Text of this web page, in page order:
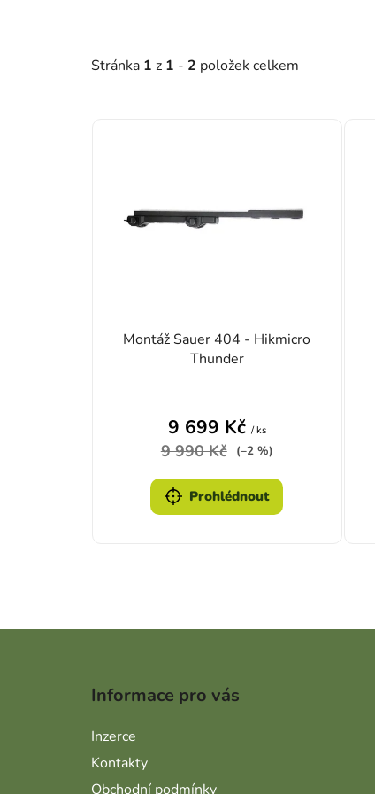
Stránka 1 z 1 - 2 položek celkem
Montáž Sauer 404 - Hikmicro
Thunder
9 699 Kč / ks
9 990 Kč (–2 %)
Prohlédnout
Informace pro vás
Inzerce
Kontakty
Obchodní podmínky